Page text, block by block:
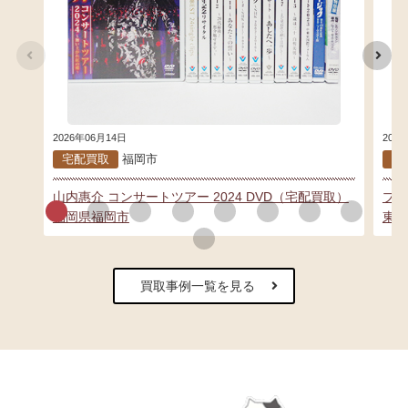
2026年06月14日
宅配買取 福岡市
山内惠介 コンサートツアー 2024 DVD（宅配買取）
福岡県福岡市
2025
プ
東
買取事例一覧を見る